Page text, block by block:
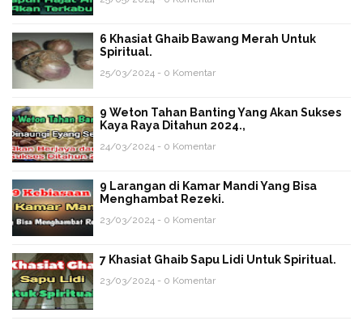
6 Khasiat Ghaib Bawang Merah Untuk
Spiritual.
25/03/2024 - 0 Komentar
9 Weton Tahan Banting Yang Akan Sukses
Kaya Raya Ditahun 2024.,
24/03/2024 - 0 Komentar
9 Larangan di Kamar Mandi Yang Bisa
Menghambat Rezeki.
23/03/2024 - 0 Komentar
7 Khasiat Ghaib Sapu Lidi Untuk Spiritual.
23/03/2024 - 0 Komentar